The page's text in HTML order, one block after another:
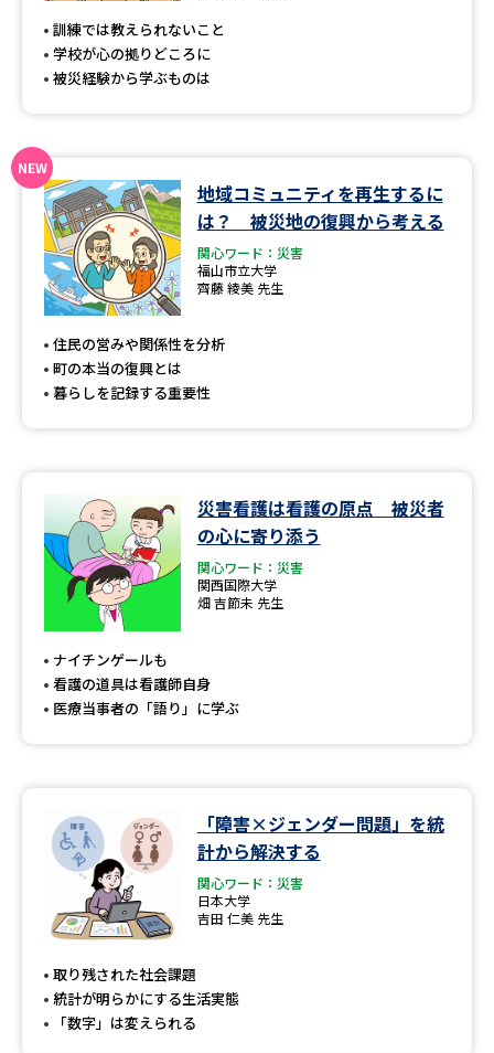
受験準備
併願校選び
先輩が入学を決めた理由 テレメール全国一斉進学調査
新生活お役立ちガイド
学問発見
学問のミニ講義「夢ナビ講義」 学問分野解説
学問の教科書 夢ナビライブ
Ｑ＆Ａ よくあるご質問
テレメール
お支払いサイト
個人情報取扱規定
特定商取引表記
テレメール進学カタログ
訓練では教えられないこと
学校が心の拠りどころに
被災経験から学ぶものは
地域コミュニティを再生するに
は？ 被災地の復興から考える
関心ワード：災害
福山市立大学
齊藤 綾美 先生
住民の営みや関係性を分析
町の本当の復興とは
暮らしを記録する重要性
災害看護は看護の原点 被災者
の心に寄り添う
関心ワード：災害
関西国際大学
畑 吉節未 先生
ナイチンゲールも
看護の道具は看護師自身
医療当事者の「語り」に学ぶ
「障害×ジェンダー問題」を統
計から解決する
関心ワード：災害
日本大学
吉田 仁美 先生
取り残された社会課題
統計が明らかにする生活実態
「数字」は変えられる